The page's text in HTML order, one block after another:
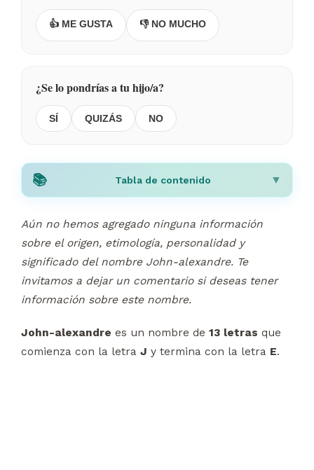
👍 ME GUSTA 👎 NO MUCHO
¿Se lo pondrías a tu hijo/a?
SÍ QUIZÁS NO
Tabla de contenido
Aún no hemos agregado ninguna información
sobre el origen, etimología, personalidad y
significado del nombre John-alexandre. Te
invitamos a dejar un comentario si deseas tener
información sobre este nombre.
John-alexandre es un nombre de 13 letras que
comienza con la letra J y termina con la letra E.